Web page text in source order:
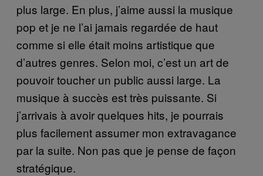
plus large. En plus, j’aime aussi la musique
pop et je ne l’ai jamais regardée de haut
comme si elle était moins artistique que
d’autres genres. Selon moi, c’est un art de
pouvoir toucher un public aussi large. La
musique à succès est très puissante. Si
j’arrivais à avoir quelques hits, je pourrais
plus facilement assumer mon extravagance
par la suite. Non pas que je pense de façon
stratégique.